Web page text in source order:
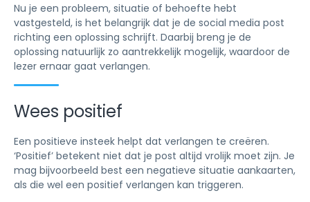
Nu je een probleem, situatie of behoefte hebt
vastgesteld, is het belangrijk dat je de social media post
richting een oplossing schrijft. Daarbij breng je de
oplossing natuurlijk zo aantrekkelijk mogelijk, waardoor de
lezer ernaar gaat verlangen.
Wees positief
Een positieve insteek helpt dat verlangen te creëren.
‘Positief’ betekent niet dat je post altijd vrolijk moet zijn. Je
mag bijvoorbeeld best een negatieve situatie aankaarten,
als die wel een positief verlangen kan triggeren.